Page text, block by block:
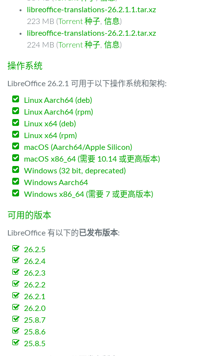
libreoffice-translations-26.2.1.1.tar.xz
223 MB (Torrent 种子, 信息)
libreoffice-translations-26.2.1.2.tar.xz
224 MB (Torrent 种子, 信息)
操作系统
LibreOffice 26.2.1 可用于以下操作系统和架构:
Linux Aarch64 (deb)
Linux Aarch64 (rpm)
Linux x64 (deb)
Linux x64 (rpm)
macOS (Aarch64/Apple Silicon)
macOS x86_64 (需要 10.14 或更高版本)
Windows (32 bit, deprecated)
Windows Aarch64
Windows x86_64 (需要 7 或更高版本)
可用的版本
LibreOffice 有以下的已发布版本:
26.2.5
26.2.4
26.2.3
26.2.2
26.2.1
26.2.0
25.8.7
25.8.6
25.8.5